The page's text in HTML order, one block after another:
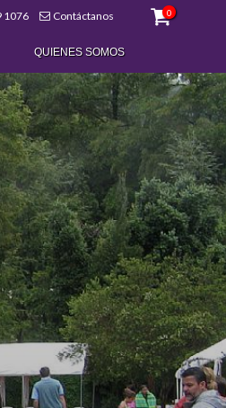
1076 Contáctanos 0
QUIENES SOMOS